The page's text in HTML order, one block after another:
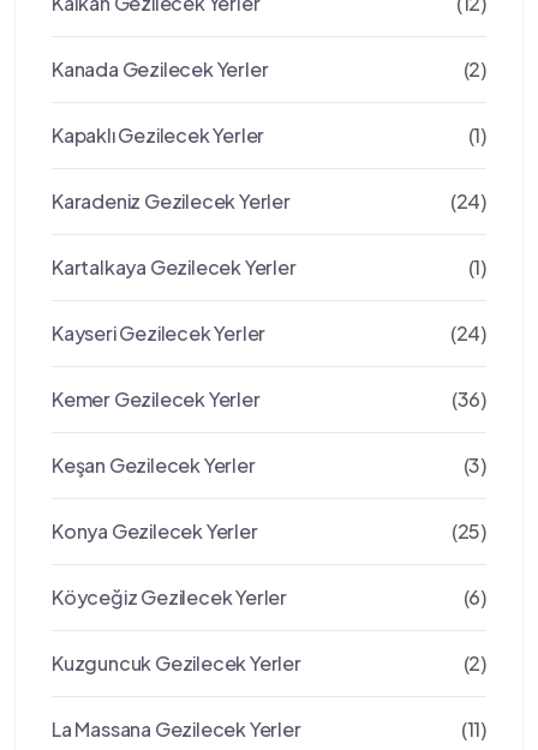
Kanada Gezilecek Yerler (2)
Kapaklı Gezilecek Yerler (1)
Karadeniz Gezilecek Yerler (24)
Kartalkaya Gezilecek Yerler (1)
Kayseri Gezilecek Yerler (24)
Kemer Gezilecek Yerler (36)
Keşan Gezilecek Yerler (3)
Konya Gezilecek Yerler (25)
Köyceğiz Gezilecek Yerler (6)
Kuzguncuk Gezilecek Yerler (2)
La Massana Gezilecek Yerler (11)